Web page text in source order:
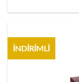
İNDİRİMLİ